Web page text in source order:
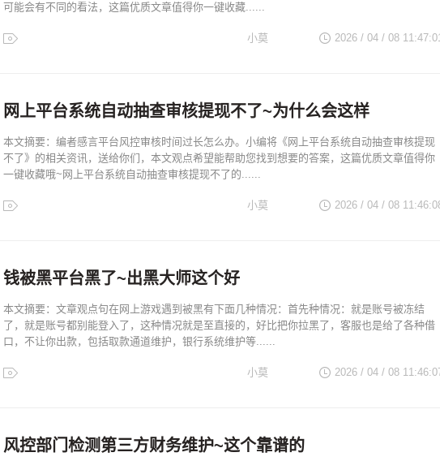
可能会有不同的看法，这篇优质文章值得你一键收藏......
2026 / 04 / 08
小莫
网上平台系统自动抽查审核提现不了~为什么会这样
本文摘要：编者感言平台风控审核时间过长怎么办。小编将《网上平台系统自动抽查审核提现
不了》的相关资讯，送给你们，本文观点希望能帮助您找到想要的答案，这篇优质文章值得你
一键收藏哦~网上平台系统自动抽查审核提现不了的......
2026 / 04 / 08
小莫
钱被黑平台黑了~出黑大师这个好
本文摘要：文章观点句在网上游戏遇到被黑有下面几种情况：首先种情况：就是账号被冻结
了，就是账号都别能登入了，这种情况就是至直接的，好比把你拉黑了，客服也是给了各种借
口，不让你出款，包括取款通道维护，银行系统维护等......
2026 / 04 / 08
小莫
风控部门检测第三方财务维护~这个靠谱的